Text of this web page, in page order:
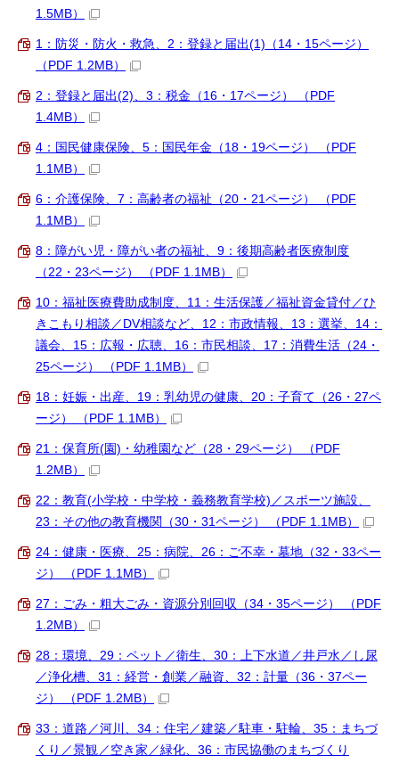
1.5MB）
1：防災・防火・救急、2：登録と届出(1)（14・15ページ）
（PDF 1.2MB）
2：登録と届出(2)、3：税金（16・17ページ） （PDF
1.4MB）
4：国民健康保険、5：国民年金（18・19ページ） （PDF
1.1MB）
6：介護保険、7：高齢者の福祉（20・21ページ） （PDF
1.1MB）
8：障がい児・障がい者の福祉、9：後期高齢者医療制度
（22・23ページ） （PDF 1.1MB）
10：福祉医療費助成制度、11：生活保護／福祉資金貸付／ひ
きこもり相談／DV相談など、12：市政情報、13：選挙、14：
議会、15：広報・広聴、16：市民相談、17：消費生活（24・
25ページ） （PDF 1.1MB）
18：妊娠・出産、19：乳幼児の健康、20：子育て（26・27ペ
ージ） （PDF 1.1MB）
21：保育所(園)・幼稚園など（28・29ページ） （PDF
1.2MB）
22：教育(小学校・中学校・義務教育学校)／スポーツ施設、
23：その他の教育機関（30・31ページ） （PDF 1.1MB）
24：健康・医療、25：病院、26：ご不幸・墓地（32・33ペー
ジ） （PDF 1.1MB）
27：ごみ・粗大ごみ・資源分別回収（34・35ページ） （PDF
1.2MB）
28：環境、29：ペット／衛生、30：上下水道／井戸水／し尿
／浄化槽、31：経営・創業／融資、32：計量（36・37ペー
ジ） （PDF 1.2MB）
33：道路／河川、34：住宅／建築／駐車・駐輪、35：まちづ
くり／景観／空き家／緑化、36：市民協働のまちづくり